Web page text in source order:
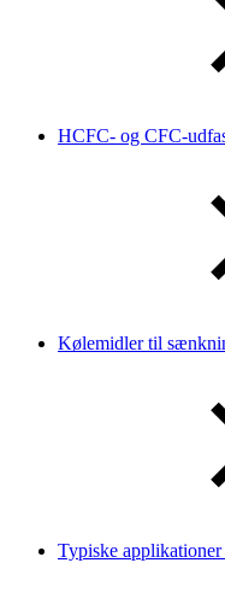
HCFC- og CFC-
Kølemidler til
Typiske